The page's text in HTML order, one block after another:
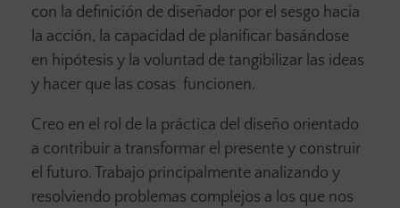
con la definición de diseñador por el sesgo hacia
la acción, la capacidad de planificar basándose
en hipótesis y la voluntad de tangibilizar las ideas
y hacer que las cosas funcionen.
Creo en el rol de la práctica del diseño orientado
a contribuir a transformar el presente y construir
el futuro. Trabajo principalmente analizando y
resolviendo problemas complejos a los que nos